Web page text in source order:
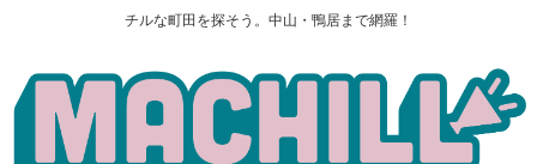
チルな町田を探そう。中山・鴨居まで網羅！